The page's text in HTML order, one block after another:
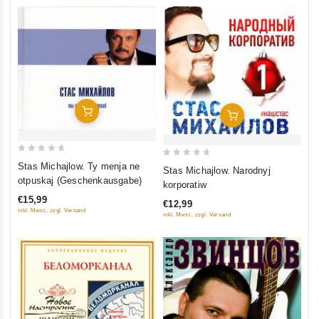
In Den Warenkorb
5
Stas Michajlow. Ty menja ne
otpuskaj (Geschenkausgabe)
€15,99
inkl. Mwst., zzgl. Versand
In Den Warenkorb
5
Stas Michajlow. Narodnyj
korporatiw
€12,99
inkl. Mwst., zzgl. Versand